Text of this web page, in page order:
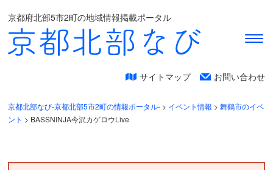
京都府北部5市2町の地域情報掲載ポータル
サイトマップ お問い合わせ
京都北部なび-京都北部5市2町の情報ポータル- > イベント情報 >舞鶴市のイベ
ント > BASSNINJA今沢カゲロウLive